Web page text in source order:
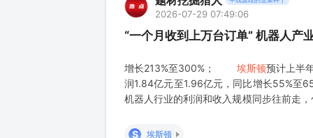
2026-07-29 07:49:06
“一个月收到上万台订单” 机器人产
增长213%至300%； 埃斯顿预计上半
润1.84亿元至1.96亿元，同比增长
机器人行业的利润和收入规模同步往前走
一场从“展台”到“车间”
S 埃斯顿